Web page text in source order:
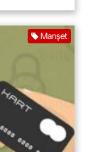
Manşet